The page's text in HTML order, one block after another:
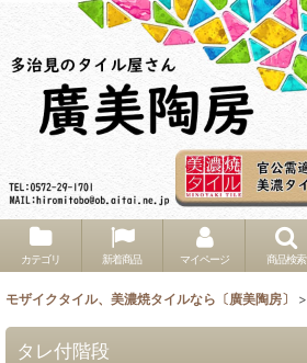
カテゴリ 新着商品 マイページ 商品検索
モザイクタイル、美濃焼タイルなら〔廣美陶房〕 >
タレ付階段